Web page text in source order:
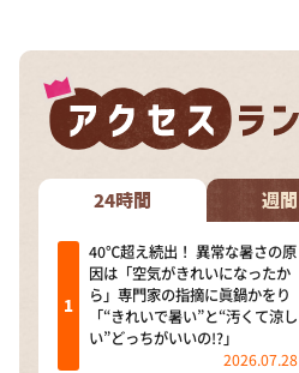
24時間 週間
40℃超え続出！ 異常な暑さの原
因は「空気がきれいになったか
ら」専門家の指摘に眞鍋かをり
「“きれいで暑い”と“汚くて涼し
い”どっちがいいの!?」
2026.07.28